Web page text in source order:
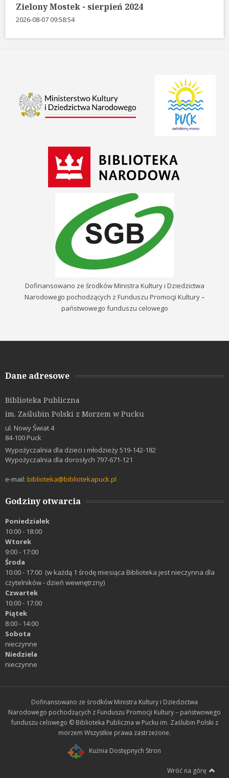
Zielony Mostek - sierpień 2024
2026-08-07 09:58:54
Dofinansowano ze środków Ministra Kultury i Dziedzictwa
Narodowego pochodzących z Funduszu Promocji Kultury –
państwowego funduszu celowego
Dane adresowe
Biblioteka Publiczna
im. Zaślubin Polski z Morzem w Pucku
ul. Nowy Świat 4
84-100 Puck
Wypożyczalnia dla dzieci i młodzieży 519-142-182
Wypożyczalnia dla dorosłych 797-671-121
e-mail: biblioteka@bibliotekapuck.pl
Godziny otwarcia
Poniedziałek
10:00 - 18:00
Wtorek
9:00 - 17:00
Środa
10:00 - 17:00 (w każdą 1 środę miesiąca Biblioteka jest nieczynna dla
czytelników - dzień wewnętrzny)
Czwartek
10:00 - 17:00
Piątek
8:00 - 14:00
Sobota
nieczynne
Niedziela
nieczynne
Dofinansowano ze środków Ministra Kultury i Dziedzictwa
Narodowego pochodzących z Funduszu Promocji Kultury – państwowego
funduszu celowego © Biblioteka Publiczna w Pucku im. Zaślubin Polski z
morzem Wszystkie prawa zastrzeżone.
Kuźnia Dostępnych Stron
Wróć na górę